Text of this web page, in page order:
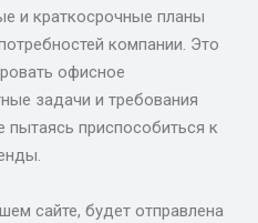
и краткосрочные планы
компании. Это
офисное
задачи и требования
пытаясь приспособиться к
сайте, будет отправлена